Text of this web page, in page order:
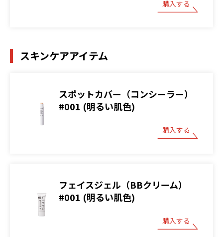
購入する
スキンケアアイテム
スポットカバー（コンシーラー）
#001 (明るい肌色)
購入する
フェイスジェル（BBクリーム）
#001 (明るい肌色)
購入する